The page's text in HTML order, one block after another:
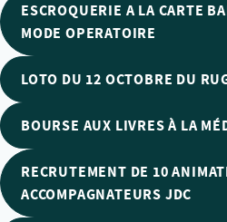
ESCROQUERIE A LA CARTE
MODE OPERATOIRE
LOTO DU 12 OCTOBRE DU
BOURSE AUX LIVRES À LA
RECRUTEMENT DE 10
ACCOMPAGNATEURS JDC